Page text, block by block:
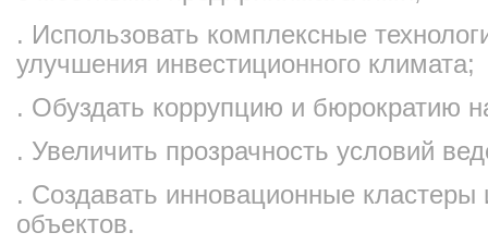
. Использовать комплексные
улучшения инвестиционного климата;
. Обуздать коррупцию и бюрократию
. Увеличить прозрачность условий
. Создавать инновационные кластеры
объектов.